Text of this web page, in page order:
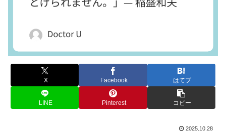
X Facebook はてブ
LINE Pinterest コピー
2025.10.28